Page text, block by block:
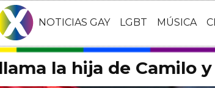
NOTICIAS GAY LGBT MÚSICA
la hija de Camilo y